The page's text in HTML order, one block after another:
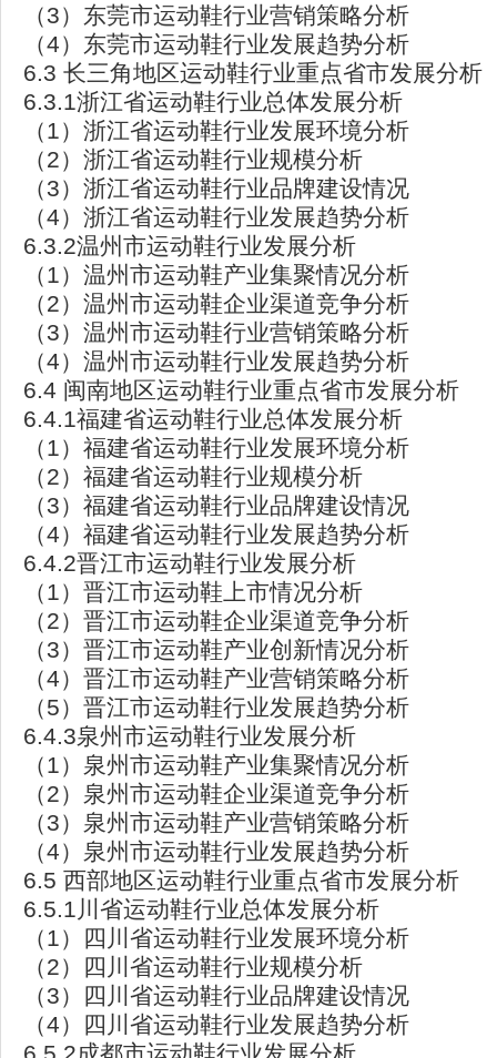
（3）东莞市运动鞋行业营销策略分析
（4）东莞市运动鞋行业发展趋势分析
6.3 长三角地区运动鞋行业重点省市发展分析
6.3.1浙江省运动鞋行业总体发展分析
（1）浙江省运动鞋行业发展环境分析
（2）浙江省运动鞋行业规模分析
（3）浙江省运动鞋行业品牌建设情况
（4）浙江省运动鞋行业发展趋势分析
6.3.2温州市运动鞋行业发展分析
（1）温州市运动鞋产业集聚情况分析
（2）温州市运动鞋企业渠道竞争分析
（3）温州市运动鞋行业营销策略分析
（4）温州市运动鞋行业发展趋势分析
6.4 闽南地区运动鞋行业重点省市发展分析
6.4.1福建省运动鞋行业总体发展分析
（1）福建省运动鞋行业发展环境分析
（2）福建省运动鞋行业规模分析
（3）福建省运动鞋行业品牌建设情况
（4）福建省运动鞋行业发展趋势分析
6.4.2晋江市运动鞋行业发展分析
（1）晋江市运动鞋上市情况分析
（2）晋江市运动鞋企业渠道竞争分析
（3）晋江市运动鞋产业创新情况分析
（4）晋江市运动鞋产业营销策略分析
（5）晋江市运动鞋行业发展趋势分析
6.4.3泉州市运动鞋行业发展分析
（1）泉州市运动鞋产业集聚情况分析
（2）泉州市运动鞋企业渠道竞争分析
（3）泉州市运动鞋产业营销策略分析
（4）泉州市运动鞋行业发展趋势分析
6.5 西部地区运动鞋行业重点省市发展分析
6.5.1川省运动鞋行业总体发展分析
（1）四川省运动鞋行业发展环境分析
（2）四川省运动鞋行业规模分析
（3）四川省运动鞋行业品牌建设情况
（4）四川省运动鞋行业发展趋势分析